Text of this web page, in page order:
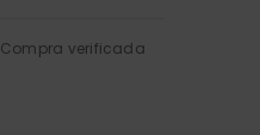
Compra verificada